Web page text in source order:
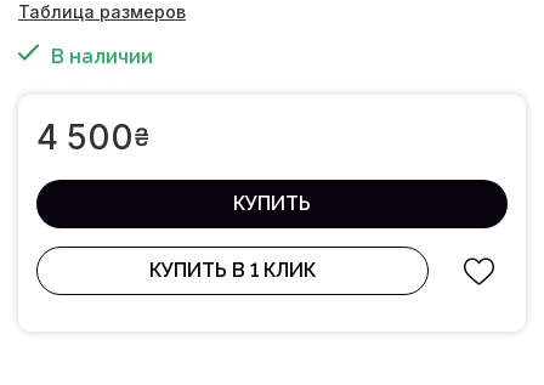
Таблица размеров
В наличии
4 500₴
КУПИТЬ
КУПИТЬ В 1 КЛИК